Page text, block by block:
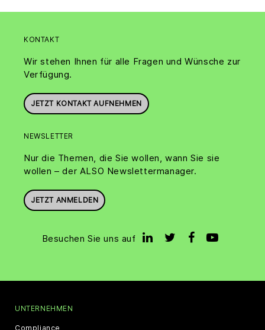
KONTAKT
Wir stehen Ihnen für alle Fragen und Wünsche zur
Verfügung.
JETZT KONTAKT AUFNEHMEN
NEWSLETTER
Nur die Themen, die Sie wollen, wann Sie sie
wollen – der ALSO Newslettermanager.
JETZT ANMELDEN
Besuchen Sie uns auf
UNTERNEHMEN
Compliance